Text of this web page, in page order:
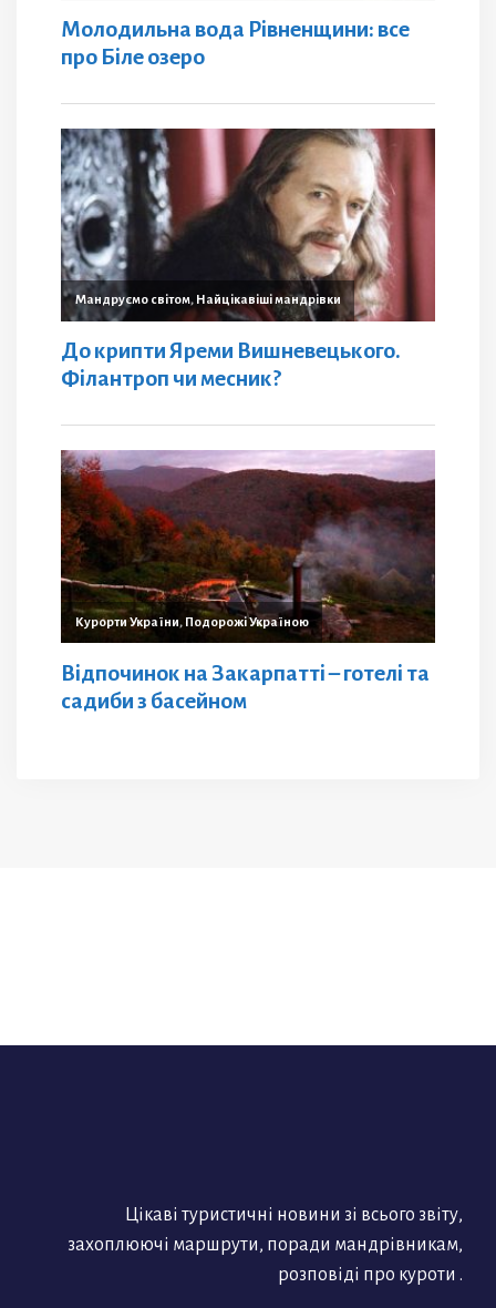
Цікаві туристичні новини зі всього звіту,
захоплюючі маршрути, поради мандрівникам,
розповіді про куроти .